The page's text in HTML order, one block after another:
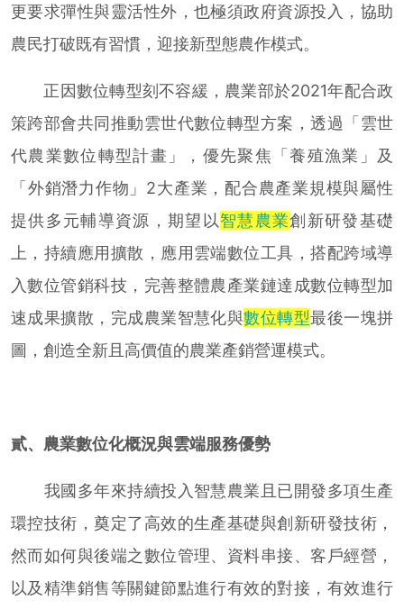
更要求彈性與靈活性外，也極須政府資源投入，協助
農民打破既有習慣，迎接新型態農作模式。
正因數位轉型刻不容緩，農業部於2021年配合政
策跨部會共同推動雲世代數位轉型方案，透過「雲世
代農業數位轉型計畫」，優先聚焦「養殖漁業」及
「外銷潛力作物」2大產業，配合農產業規模與屬性
提供多元輔導資源，期望以智慧農業創新研發基礎
上，持續應用擴散，應用雲端數位工具，搭配跨域導
入數位管銷科技，完善整體農產業鏈達成數位轉型加
速成果擴散，完成農業智慧化與數位轉型最後一塊拼
圖，創造全新且高價值的農業產銷營運模式。
貳、農業數位化概況與雲端服務優勢
我國多年來持續投入智慧農業且已開發多項生產
環控技術，奠定了高效的生產基礎與創新研發技術，
然而如何與後端之數位管理、資料串接、客戶經營，
以及精準銷售等關鍵節點進行有效的對接，有效進行